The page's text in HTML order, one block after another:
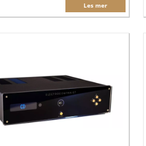
Les mer